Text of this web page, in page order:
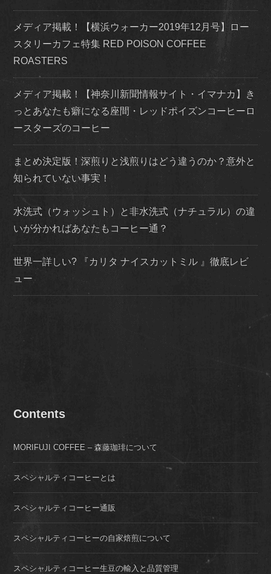
メディア掲載！【横浜ウォーカー2019年12月号】ロー
スタリーカフェ特集 RED POISON COFFEE
ROASTERS
メディア掲載！【神奈川新聞情報サイト・イマナカ】き
っとあなたも癖になる座間・レッドポイズンコーヒーロ
ースターズのコーヒー
まとめ決定版！深煎りと浅煎りはどう違うのか？意外と
知られていない事実！
水洗式（ウォッシュト）と非水洗式（ナチュラル）の違
いが分かればあなたもコーヒー通？
世界一詳しい? 『カリタ ナイスカットミル 』徹底レビ
ュー
Contents
MORIFUJI COFFEE – 森藤珈琲について
スペシャルティコーヒーとは
スペシャルティコーヒー通販
スペシャルティコーヒーの自家焙煎について
スペシャルティコーヒー生豆の輸入と品質管理